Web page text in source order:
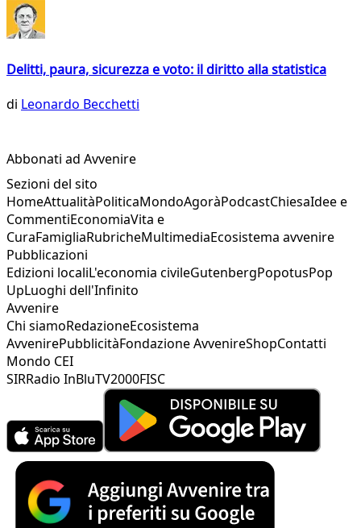
Delitti, paura, sicurezza e voto: il diritto alla statistica
di Leonardo Becchetti
Abbonati ad Avvenire
Sezioni del sito
HomeAttualitàPoliticaMondoAgoràPodcastChiesaIdee e
CommentiEconomiaVita e
CuraFamigliaRubricheMultimediaEcosistema avvenire
Pubblicazioni
Edizioni localiL'economia civileGutenbergPopotusPop
UpLuoghi dell'Infinito
Avvenire
Chi siamoRedazioneEcosistema
AvvenirePubblicitàFondazione AvvenireShopContatti
Mondo CEI
SIRRadio InBluTV2000FISC